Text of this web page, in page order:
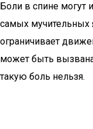
Боли в спине могут
самых мучительных
ограничивает
может быть
такую боль нельзя.